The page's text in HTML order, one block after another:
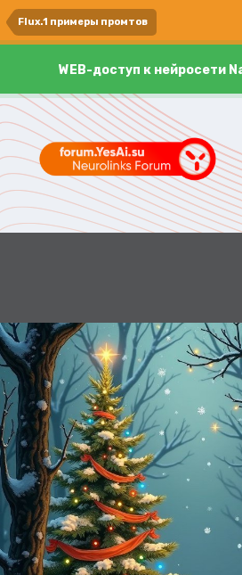
Flux.1 примеры промтов
WEB-доступ к нейросети